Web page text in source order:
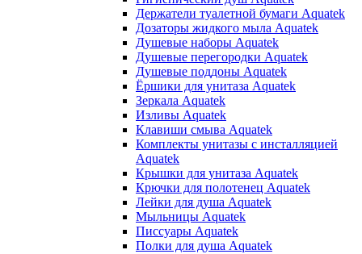
Держатели туалетной бумаги Aquatek
Дозаторы жидкого мыла Aquatek
Душевые наборы Aquatek
Душевые перегородки Aquatek
Душевые поддоны Aquatek
Ёршики для унитаза Aquatek
Зеркала Aquatek
Изливы Aquatek
Клавиши смыва Aquatek
Комплекты унитазы с инсталляцией
Aquatek
Крышки для унитаза Aquatek
Крючки для полотенец Aquatek
Лейки для душа Aquatek
Мыльницы Aquatek
Писсуары Aquatek
Полки для душа Aquatek